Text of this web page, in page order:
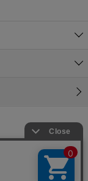
Facebook